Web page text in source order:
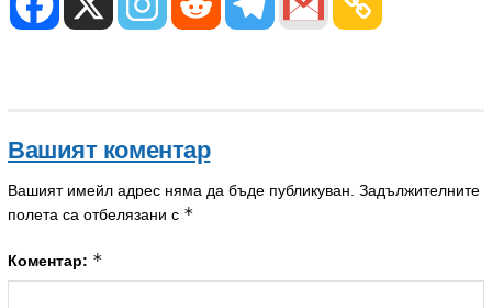
Вашият коментар
Вашият имейл адрес няма да бъде публикуван. Задължителните
полета са отбелязани с *
Коментар: *